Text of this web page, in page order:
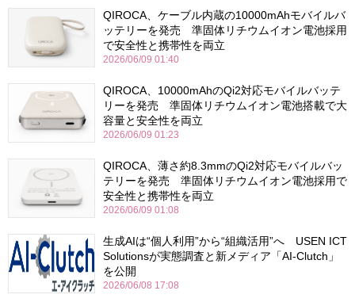
QIROCA、ケーブル内蔵の10000mAhモバイルバ
ッテリーを発売 準固体リチウムイオン電池採用
で安全性と携帯性を両立
2026/06/09 01:40
QIROCA、10000mAhのQi2対応モバイルバッテ
リーを発売 準固体リチウムイオン電池搭載で大
容量と安全性を両立
2026/06/09 01:23
QIROCA、薄さ約8.3mmのQi2対応モバイルバッ
テリーを発売 準固体リチウムイオン電池採用で
安全性と携帯性を両立
2026/06/09 01:08
生成AIは“個人利用”から“組織活用”へ USEN ICT
Solutionsが実態調査と新メディア「AI-Clutch」
を公開
2026/06/08 17:08